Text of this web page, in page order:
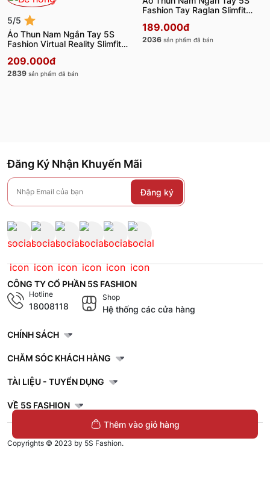
5/5
Áo Thun Nam Ngắn Tay 5S
Fashion Virtual Reality Slimfit
209.000đ
2839 sản phẩm đã bán
Fashion Tay Raglan Slimfit
189.000đ
2036 sản phẩm đã bán
Thêm vào giỏ hàng
Đăng Ký Nhận Khuyến Mãi
Đăng ký
CÔNG TY CỔ PHẦN 5S FASHION
Hotline
18008118
Shop
Hệ thống các cửa hàng
CHÍNH SÁCH
CHĂM SÓC KHÁCH HÀNG
TÀI LIỆU - TUYỂN DỤNG
VỀ 5S FASHION
Copyrights © 2023 by 5S Fashion.